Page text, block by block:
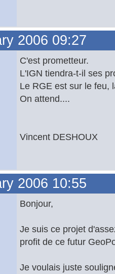
2006 09:27
C'est prometteur.
L'IGN tiendra-t-il ses
Le RGE est sur le feu,
On attend....
Vincent DESHOUX
2006 10:55
Bonjour,
Je suis ce projet
profit de ce futur
Je voulais juste